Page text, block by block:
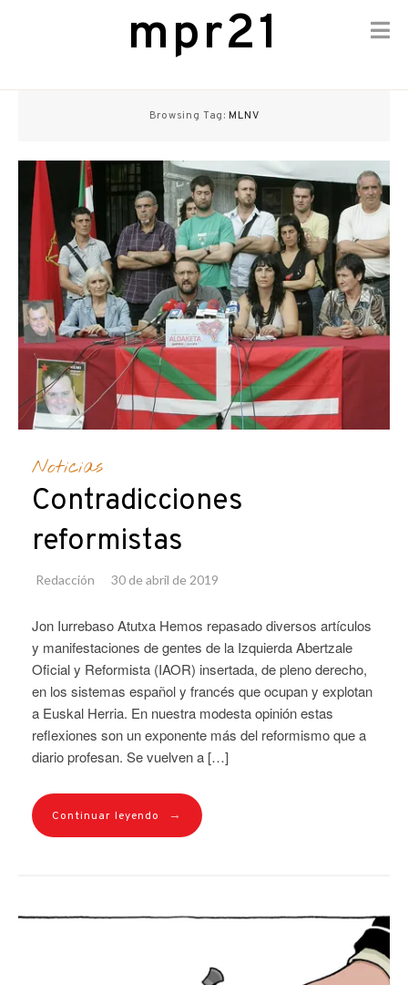
mpr21
Browsing Tag: MLNV
Noticias
Contradicciones
reformistas
Redacción 30 de abril de 2019
Jon Iurrebaso Atutxa Hemos repasado diversos artículos
y manifestaciones de gentes de la Izquierda Abertzale
Oficial y Reformista (IAOR) insertada, de pleno derecho,
en los sistemas español y francés que ocupan y explotan
a Euskal Herria. En nuestra modesta opinión estas
reflexiones son un exponente más del reformismo que a
diario profesan. Se vuelven a […]
Continuar leyendo →